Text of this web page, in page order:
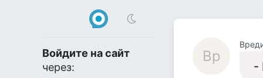
Войдите на сайт
через:
Вр
-